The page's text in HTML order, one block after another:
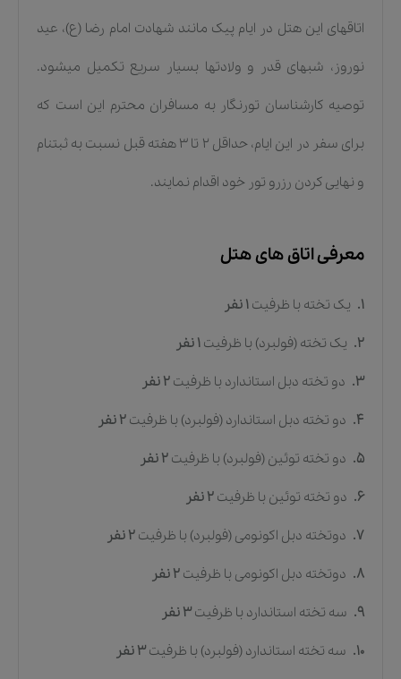
اتاقهای این هتل در ایام پیک مانند شهادت امام رضا (ع)، عید
نوروز، شبهای قدر و ولادتها بسیار سریع تکمیل میشود.
توصیه کارشناسان تورنگار به مسافران محترم این است که
برای سفر در این ایام، حداقل ۲ تا ۳ هفته قبل نسبت به ثبتنام
و نهایی کردن رزرو تور خود اقدام نمایند.
معرفی اتاق های هتل
1. یک تخته با ظرفیت 1 نفر
2. یک تخته (فولبرد) با ظرفیت 1 نفر
3. دو تخته دبل استاندارد با ظرفیت 2 نفر
4. دو تخته دبل استاندارد (فولبرد) با ظرفیت 2 نفر
5. دو تخته توئین (فولبرد) با ظرفیت 2 نفر
6. دو تخته توئین با ظرفیت 2 نفر
7. دوتخته دبل اکونومی (فولبرد) با ظرفیت 2 نفر
8. دوتخته دبل اکونومی با ظرفیت 2 نفر
9. سه تخته استاندارد با ظرفیت 3 نفر
10. سه تخته استاندارد (فولبرد) با ظرفیت 3 نفر